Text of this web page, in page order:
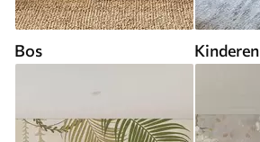
Bos Kinderen